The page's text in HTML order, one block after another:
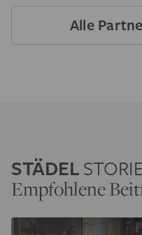
Alle
STÄDEL
Empfohlene